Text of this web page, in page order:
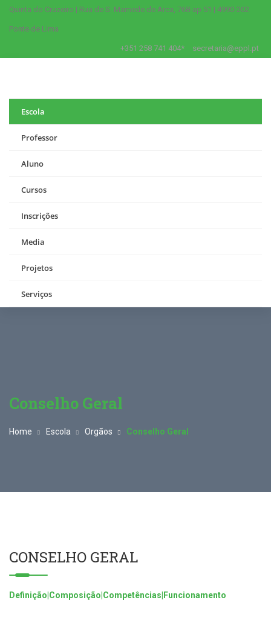
Quinta do Cruzeiro | Rua de S. Mamede de Arca, 768-ap 51 | 4990-202
Ponte de Lima
+351 258 741 404* secretaria@eppl.pt
Escola
Professor
Aluno
Cursos
Inscrições
Media
Projetos
Serviços
Conselho Geral
Home Escola Orgãos Conselho Geral
CONSELHO GERAL
Definição|Composição|Competências|Funcionamento